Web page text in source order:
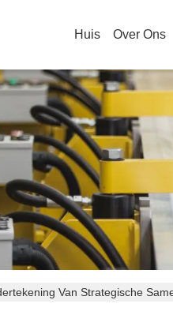
Huis Over Ons
Van Strategische